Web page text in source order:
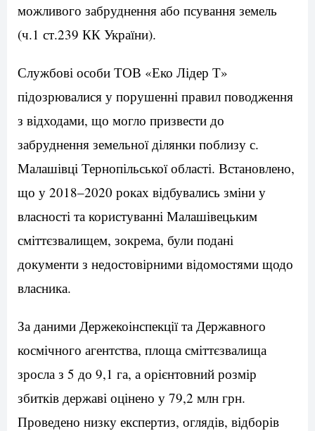
можливого забруднення або псування земель
(ч.1 ст.239 КК України).
Службові особи ТОВ «Еко Лідер Т»
підозрювалися у порушенні правил поводження
з відходами, що могло призвести до
забруднення земельної ділянки поблизу с.
Малашівці Тернопільської області. Встановлено,
що у 2018–2020 роках відбувались зміни у
власності та користуванні Малашівецьким
сміттєзвалищем, зокрема, були подані
документи з недостовірними відомостями щодо
власника.
За даними Держекоінспекції та Державного
космічного агентства, площа сміттєзвалища
зросла з 5 до 9,1 га, а орієнтовний розмір
збитків державі оцінено у 79,2 млн грн.
Проведено низку експертиз, оглядів, відборів